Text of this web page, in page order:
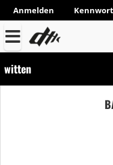
Anmelden
witten